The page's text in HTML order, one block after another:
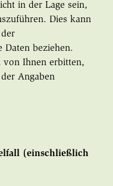
in der Lage sein,
Dies kann
Daten beziehen.
von Ihnen erbitten,
Angaben
(einschließlich